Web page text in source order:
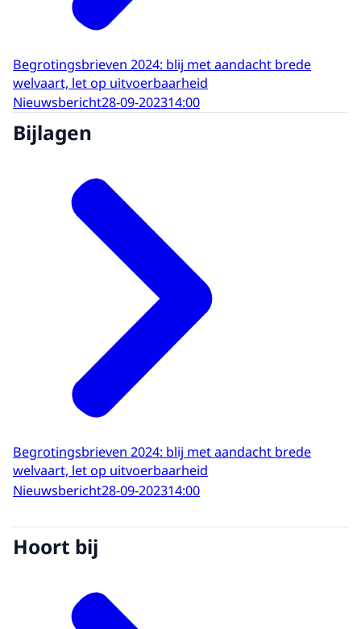
Begrotingsbrieven 2024: blij met aandacht brede
welvaart, let op uitvoerbaarheid
Nieuwsbericht28-09-202314:00
Bijlagen
Begrotingsbrieven 2024: blij met aandacht brede
welvaart, let op uitvoerbaarheid
Nieuwsbericht28-09-202314:00
Hoort bij